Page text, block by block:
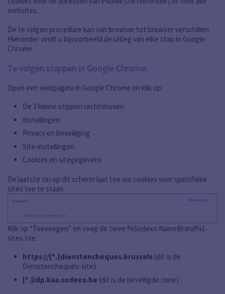
websites.
De te volgen procedure kan van browser tot browser verschillen.
Hieronder vindt u bijvoorbeeld de uitleg van elke stap in Google
Chrome.
Te volgen stappen in Google Chrome:
Open een webpagina in Google Chrome en klik op:
De 3 kleine stippen rechtsboven
Instellingen
Privacy en beveiliging
Site-instellingen
Cookies en sitegegevens
De laatste zin op dit scherm laat toe om cookies voor specifieke
sites toe te staan.
Klik op “Toevoegen” en voeg de twee %Sodexo.NameBrand%}-
sites toe:
https://[*.]dienstencheques.brussels (dit is de
Dienstencheques-site)
[*.]idp.kaa.sodexo.be (dit is de beveiligde zone)